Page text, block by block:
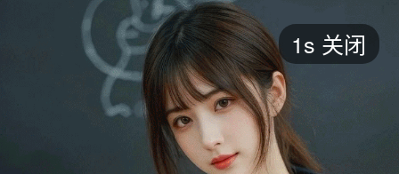
短剧
最热 添加 评分
都市 甜宠 逆袭 玄幻
2025 2024 2023 2022
1s 关闭